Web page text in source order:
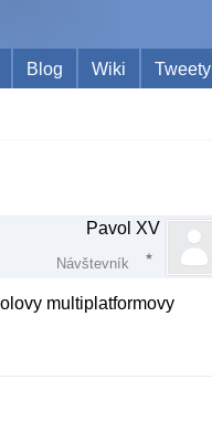
Blog Wiki Tweety
Pavol XV
Návštevník
multiplatformovy